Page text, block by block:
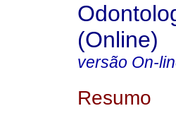
(Online)
versão On-
Resumo